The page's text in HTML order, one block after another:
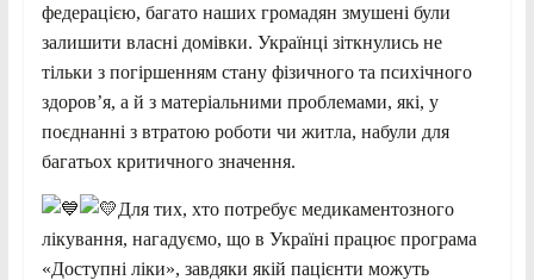
федерацією, багато наших громадян змушені були
залишити власні домівки. Українці зіткнулись не
тільки з погіршенням стану фізичного та психічного
здоров’я, а й з матеріальними проблемами, які, у
поєднанні з втратою роботи чи житла, набули для
багатьох критичного значення.
Для тих, хто потребує медикаментозного
лікування, нагадуємо, що в Україні працює програма
«Доступні ліки», завдяки якій пацієнти можуть